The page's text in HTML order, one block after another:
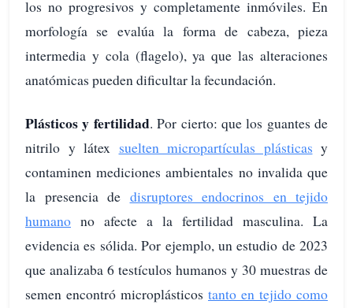
los no progresivos y completamente inmóviles. En
morfología se evalúa la forma de cabeza, pieza
intermedia y cola (flagelo), ya que las alteraciones
anatómicas pueden dificultar la fecundación.
Plásticos y fertilidad. Por cierto: que los guantes de
nitrilo y látex suelten micropartículas plásticas y
contaminen mediciones ambientales no invalida que
la presencia de disruptores endocrinos en tejido
humano no afecte a la fertilidad masculina. La
evidencia es sólida. Por ejemplo, un estudio de 2023
que analizaba 6 testículos humanos y 30 muestras de
semen encontró microplásticos tanto en tejido como